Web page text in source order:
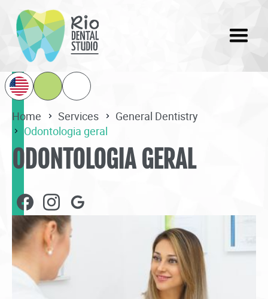
Home Services
General Dentistry
Odontologia geral
ODONTOLOGIA GERAL